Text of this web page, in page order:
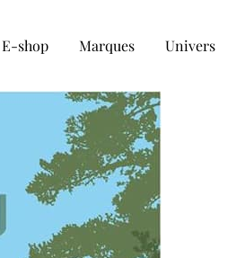
E-shop
COLLECTION HOMME
Tee-shirt
Chemise
Marques Univers